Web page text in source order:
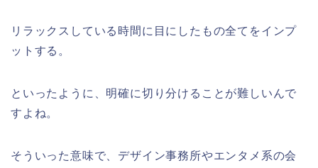
リラックスしている時間に目にしたもの全てをインプ
ットする。
といったように、明確に切り分けることが難しいんで
すよね。
そういった意味で、デザイン事務所やエンタメ系の会